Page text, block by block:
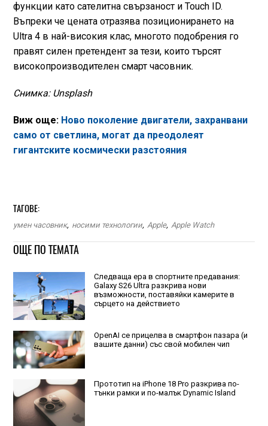
функции като сателитна свързаност и Touch ID.
Въпреки че цената отразява позиционирането на
Ultra 4 в най-високия клас, многото подобрения го
правят силен претендент за тези, които търсят
високопроизводителен смарт часовник.
Снимка: Unsplash
Виж още: Ново поколение двигатели, захранвани
само от светлина, могат да преодолеят
гигантските космически разстояния
ТАГОВЕ:
умен часовник, носими технологии, Apple, Apple Watch
ОЩЕ ПО ТЕМАТА
Следваща ера в спортните предавания:
Galaxy S26 Ultra разкрива нови
възможности, поставяйки камерите в
сърцето на действието
OpenAI се прицелва в смартфон пазара (и
вашите данни) със свой мобилен чип
Прототип на iPhone 18 Pro разкрива по-
тънки рамки и по-малък Dynamic Island